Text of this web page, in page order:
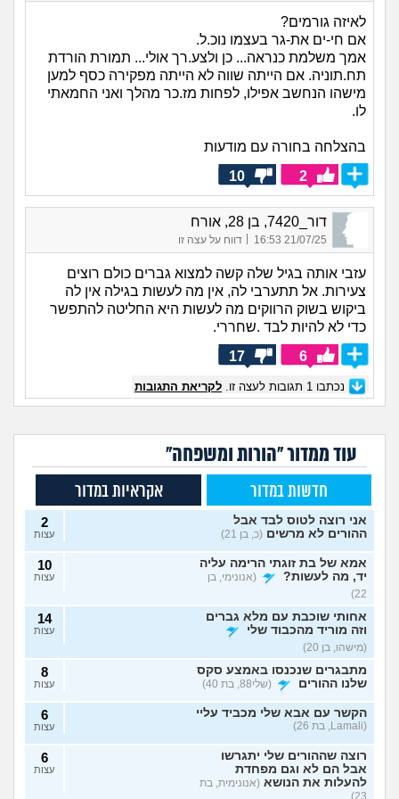
לאיזה גורמים?
אם חי-ים את-גר בעצמו נוכ.ל.
אמך משלמת כנראה... כן ולצע.רך אולי... תמורת הורדת
תח.תוניה. אם הייתה שווה לא הייתה מפקירה כסף למען
מישהו הנחשב אפילו, לפחות מז.כר מהלך ואני החמאתי
לו.
בהצלחה בחורה עם מודעות
2
10
דור_7420, בן 28, אורח
21/07/25 16:53
| דווח על עצה זו
עזבי אותה בגיל שלה קשה למצוא גברים כולם רוצים
צעירות. אל תתערבי לה, אין מה לעשות בגילה אין לה
ביקוש בשוק הרווקים מה לעשות היא החליטה להתפשר
כדי לא להיות לבד .שחררי.
6
17
נכתבו 1 תגובות לעצה זו. לקריאת התגובות
עוד ממדור "הורות ומשפחה"
חדשות במדור אקראיות במדור
אני רוצה לטוס לבד אבל
ההורים לא מרשים (כ, בן 21)
2
עצות
אמא של בת זוגתי הרימה עליה
יד, מה לעשות?
(אנונימי, בן
22)
10
עצות
אחותי שוכבת עם מלא גברים
וזה מוריד מהכבוד שלי
(מישהו, בן 20)
14
עצות
מתבגרים שנכנסו באמצע סקס
שלנו ההורים
(שלי88, בת 40)
8
עצות
הקשר עם אבא שלי מכביד עליי
(Lamali, בת 26)
6
עצות
רוצה שההורים שלי יתגרשו
אבל הם לא וגם מפחדת
להעלות את הנושא (אנונימית, בת
23)
6
עצות